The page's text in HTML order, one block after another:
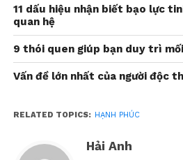
Có nhiều người cho rằng,
mục tiêu cuối cùng, là thứ
ngay bây giờ. Trên thực tế,
hạnh phúc mỗi ngày ngay cả
ta coi hạnh phúc là mục tiêu
11 dấu hiệu nhận biết bạo lực
quan hệ
9 thói quen giúp bạn duy trì
Vấn đề lớn nhất của người độc
RELATED TOPICS: HẠNH PHÚC
Hải Anh